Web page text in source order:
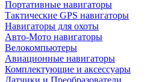
Портативные навигаторы
Тактические GPS навигаторы
Навигаторы для охоты
Авто-Мото навигаторы
Велокомпьютеры
Авиационные навигаторы
Комплектующие и аксессуары
Датчики и Преобразователи